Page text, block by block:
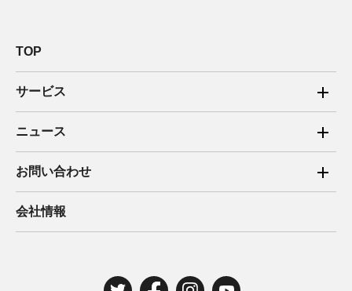
TOP
サービス
ご家庭向け電力サービス
法人向け脱炭素サービス
住宅用太陽光売電 卒FIT
ニュース
2025年
2024年
お問い合わせ
ご家庭向け電力サービス・卒FIT電気の売電
法人向け脱炭素サービス・新電力向けサービス
会社情報